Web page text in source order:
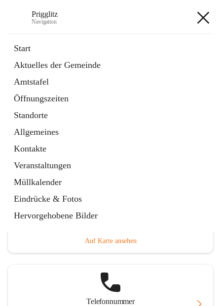
Prigglitz
Navigation
Start
Aktuelles der Gemeinde
Amtstafel
Öffnungszeiten
Standorte
Allgemeines
Kontakte
Veranstaltungen
Müllkalender
Eindrücke & Fotos
Hervorgehobene Bilder
Externe Webseite
in
Tab
Gemeindezeitung
Ordner
öffnet
in
neuem
Tab
Hauptadresse
Auf Karte ansehen
Telefonnummer